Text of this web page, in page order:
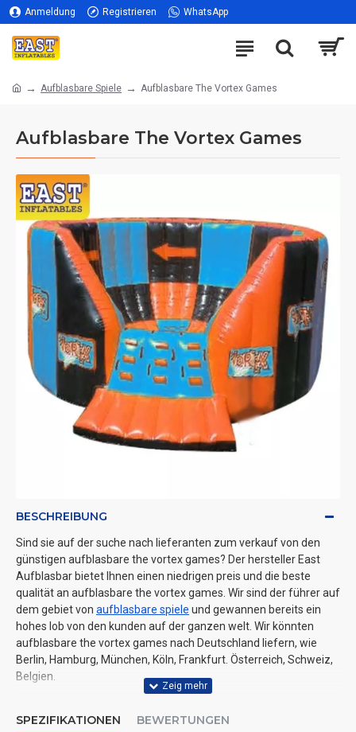
Anmeldung Registrieren WhatsApp
Aufblasbare Spiele Aufblasbare The Vortex Games
Aufblasbare The Vortex Games
BESCHREIBUNG
Sind sie auf der suche nach lieferanten zum verkauf von den
günstigen aufblasbare the vortex games? Der hersteller East
Aufblasbar bietet Ihnen einen niedrigen preis und die beste
qualität an aufblasbare the vortex games. Wir sind der führer auf
dem gebiet von aufblasbare spiele und gewannen bereits ein
hohes lob von den kunden auf der ganzen welt. Wir könnten
aufblasbare the vortex games nach Deutschland liefern, wie
Berlin, Hamburg, München, Köln, Frankfurt. Österreich, Schweiz,
Belgien.
SPEZIFIKATIONEN BEWERTUNGEN